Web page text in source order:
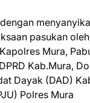
pasukan
Mura,
Kab.Mura,
Dayak (DAD)
Polres Mura